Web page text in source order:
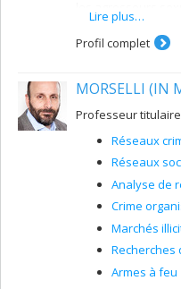
agresseurs
électronique,
(data mining)
les
Lire plus…
Profil complet
MORSELLI (IN
Professeur
Réseaux
Réseaux
Analyse de
Crime
Marchés
Recherches
Armes à feu